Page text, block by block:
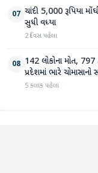
07 ચાંદી 5,000 રૂપિયા
સુધી વધ્યા
2 દિવસ પહેલા
08 142 લોકોના મોત,
પ્રદેશમાં ભારે ચોમાસાનો
5 કલાક પહેલા